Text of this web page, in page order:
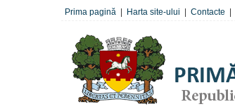
Prima pagină Harta site-ului Contacte